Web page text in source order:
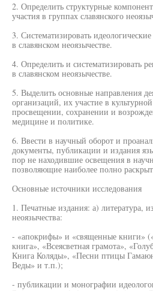
2. Определить структурные
участия в группах славянского
3. Систематизировать
в славянском неоязычестве.
4. Определить и систематизировать
в славянском неоязычестве.
5. Выделить основные направления
организаций, их участие в
просвещении, сохранении и
медицине и политике.
6. Ввести в научный оборот и
документы, публикации и издания
пор не находившие освещения в
позволяющие наиболее полно
Основные источники исследования
1. Печатные издания: а) литература,
неоязычества:
- «апокрифы» и «священные книги»
книга», «Всеясветная грамота»,
Книга Коляды», «Песни птицы
Веды» и т.п.);
- публикации и монографии